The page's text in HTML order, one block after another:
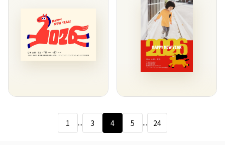
1 ... 3 4 5 ... 24